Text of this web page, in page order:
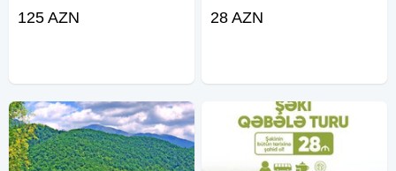
ulduzlu Hilltop Heaven Hoteldə
125 AZN
paket: 32 azn • Giriş daxil: 39 azn
28 AZN